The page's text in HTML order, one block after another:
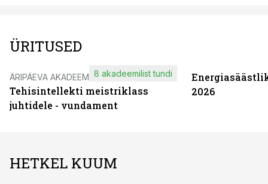
ÜRITUSED
ÄRIPÄEVA AKADEEMIA
Tehisintellekti meistriklass
juhtidele - vundament
8 akadeemilist tundi
2026
HETKEL KUUM